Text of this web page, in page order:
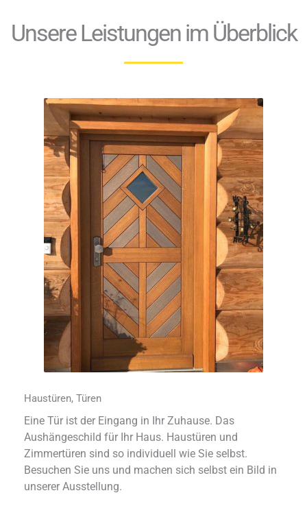
Unsere Leistungen im Überblick
Haustüren, Türen
Eine Tür ist der Eingang in Ihr Zuhause. Das
Aushängeschild für Ihr Haus. Haustüren und
Zimmertüren sind so individuell wie Sie selbst.
Besuchen Sie uns und machen sich selbst ein Bild in
unserer Ausstellung.